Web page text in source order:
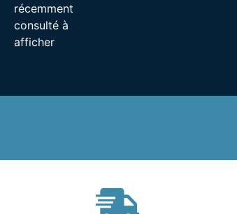
récemment
consulté à
afficher